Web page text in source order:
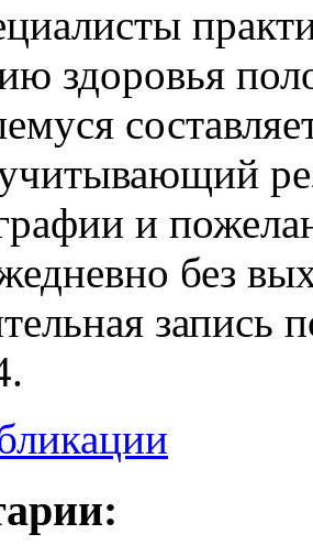
здоровья
и
без
запись